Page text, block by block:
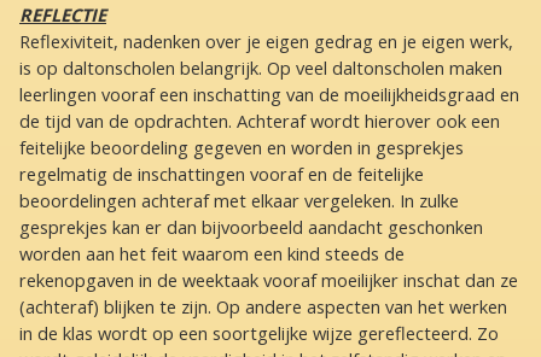
REFLECTIE
Reflexiviteit, nadenken over je eigen gedrag en je eigen werk,
is op daltonscholen belangrijk. Op veel daltonscholen maken
leerlingen vooraf een inschatting van de moeilijkheidsgraad en
de tijd van de opdrachten. Achteraf wordt hierover ook een
feitelijke beoordeling gegeven en worden in gesprekjes
regelmatig de inschattingen vooraf en de feitelijke
beoordelingen achteraf met elkaar vergeleken. In zulke
gesprekjes kan er dan bijvoorbeeld aandacht geschonken
worden aan het feit waarom een kind steeds de
rekenopgaven in de weektaak vooraf moeilijker inschat dan ze
(achteraf) blijken te zijn. Op andere aspecten van het werken
in de klas wordt op een soortgelijke wijze gereflecteerd. Zo